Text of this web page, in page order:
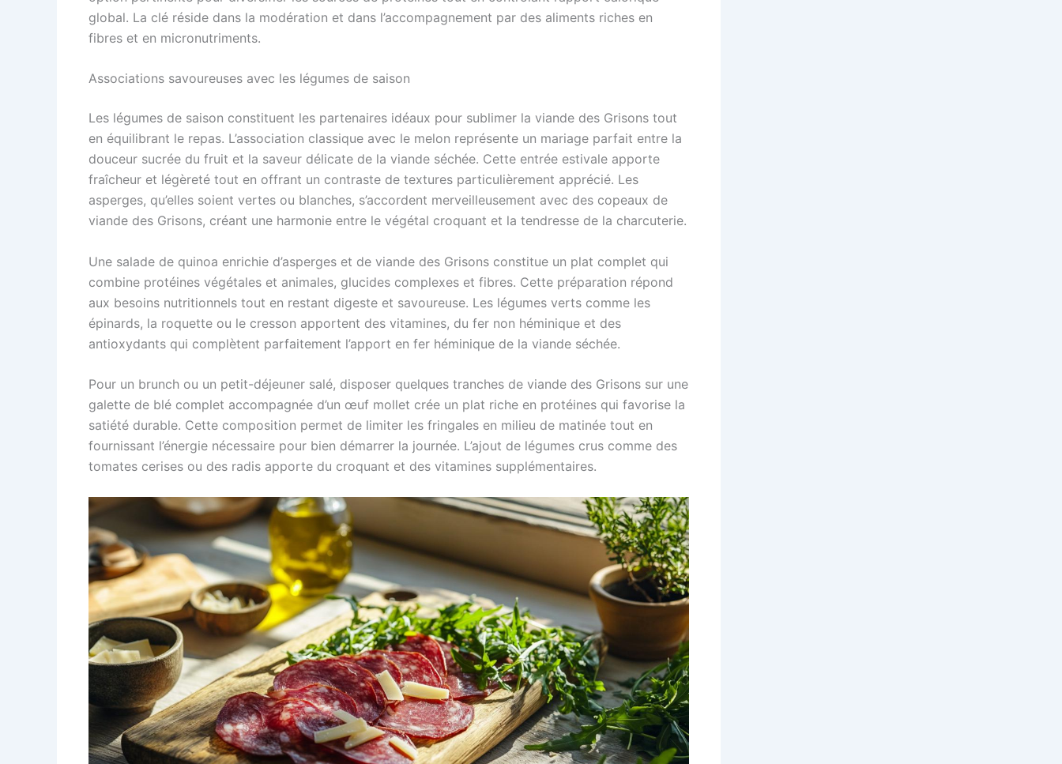
global. La clé réside dans la modération et dans l’accompagnement par des aliments riches en
fibres et en micronutriments.
Associations savoureuses avec les légumes de saison
Les légumes de saison constituent les partenaires idéaux pour sublimer la viande des Grisons tout
en équilibrant le repas. L’association classique avec le melon représente un mariage parfait entre la
douceur sucrée du fruit et la saveur délicate de la viande séchée. Cette entrée estivale apporte
fraîcheur et légèreté tout en offrant un contraste de textures particulièrement apprécié. Les
asperges, qu’elles soient vertes ou blanches, s’accordent merveilleusement avec des copeaux de
viande des Grisons, créant une harmonie entre le végétal croquant et la tendresse de la charcuterie.
Une salade de quinoa enrichie d’asperges et de viande des Grisons constitue un plat complet qui
combine protéines végétales et animales, glucides complexes et fibres. Cette préparation répond
aux besoins nutritionnels tout en restant digeste et savoureuse. Les légumes verts comme les
épinards, la roquette ou le cresson apportent des vitamines, du fer non héminique et des
antioxydants qui complètent parfaitement l’apport en fer héminique de la viande séchée.
Pour un brunch ou un petit-déjeuner salé, disposer quelques tranches de viande des Grisons sur une
galette de blé complet accompagnée d’un œuf mollet crée un plat riche en protéines qui favorise la
satiété durable. Cette composition permet de limiter les fringales en milieu de matinée tout en
fournissant l’énergie nécessaire pour bien démarrer la journée. L’ajout de légumes crus comme des
tomates cerises ou des radis apporte du croquant et des vitamines supplémentaires.